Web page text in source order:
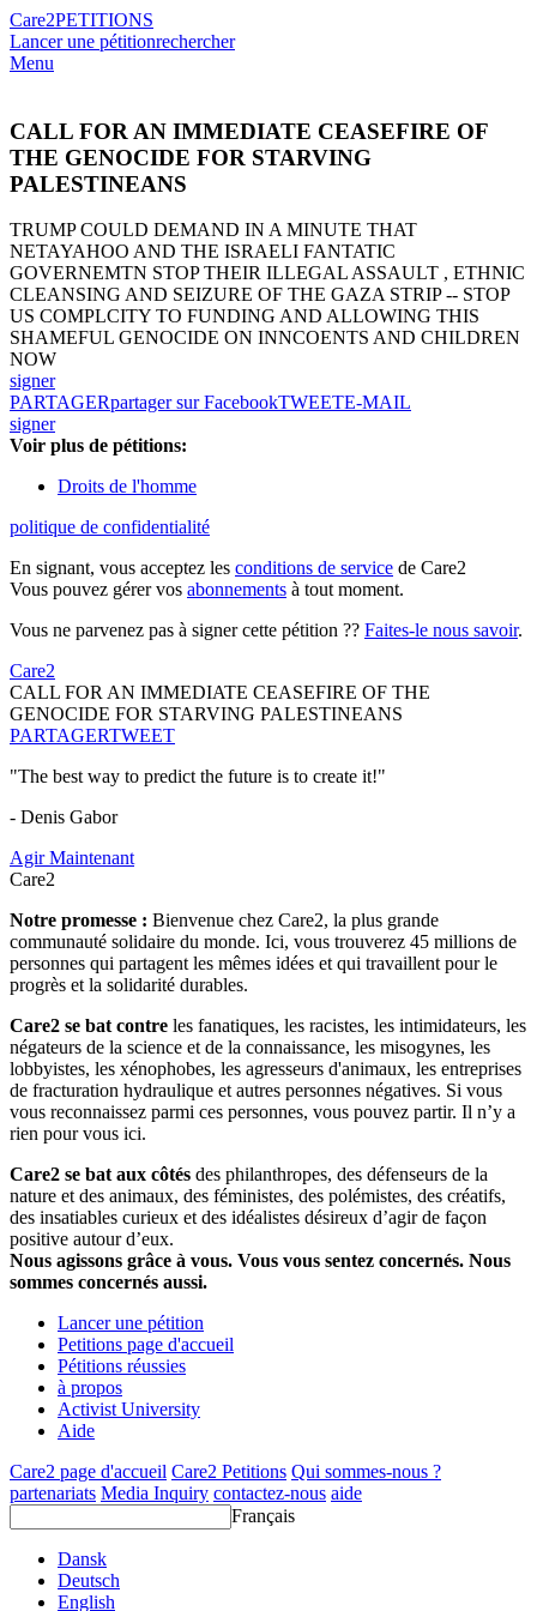
Care2PETITIONS
Lancer une pétitionrechercher
Menu
CALL FOR AN IMMEDIATE CEASEFIRE OF
THE GENOCIDE FOR STARVING
PALESTINEANS
TRUMP COULD DEMAND IN A MINUTE THAT
NETAYAHOO AND THE ISRAELI FANTATIC
GOVERNEMTN STOP THEIR ILLEGAL ASSAULT , ETHNIC
CLEANSING AND SEIZURE OF THE GAZA STRIP -- STOP
US COMPLCITY TO FUNDING AND ALLOWING THIS
SHAMEFUL GENOCIDE ON INNCOENTS AND CHILDREN
NOW
signer
PARTAGERpartager sur FacebookTWEETE-MAIL
signer
Voir plus de pétitions:
Droits de l'homme
politique de confidentialité
En signant, vous acceptez les conditions de service de Care2
Vous pouvez gérer vos abonnements à tout moment.
Vous ne parvenez pas à signer cette pétition ?? Faites-le nous savoir.
Care2
CALL FOR AN IMMEDIATE CEASEFIRE OF THE
GENOCIDE FOR STARVING PALESTINEANS
PARTAGERTWEET
"The best way to predict the future is to create it!"
- Denis Gabor
Agir Maintenant
Care2
Notre promesse : Bienvenue chez Care2, la plus grande
communauté solidaire du monde. Ici, vous trouverez 45 millions de
personnes qui partagent les mêmes idées et qui travaillent pour le
progrès et la solidarité durables.
Care2 se bat contre les fanatiques, les racistes, les intimidateurs, les
négateurs de la science et de la connaissance, les misogynes, les
lobbyistes, les xénophobes, les agresseurs d'animaux, les entreprises
de fracturation hydraulique et autres personnes négatives. Si vous
vous reconnaissez parmi ces personnes, vous pouvez partir. Il n’y a
rien pour vous ici.
Care2 se bat aux côtés des philanthropes, des défenseurs de la
nature et des animaux, des féministes, des polémistes, des créatifs,
des insatiables curieux et des idéalistes désireux d’agir de façon
positive autour d’eux.
Nous agissons grâce à vous. Vous vous sentez concernés. Nous
sommes concernés aussi.
Lancer une pétition
Petitions page d'accueil
Pétitions réussies
à propos
Activist University
Aide
Care2 page d'accueil Care2 Petitions Qui sommes-nous ?
partenariats Media Inquiry contactez-nous aide
Français
Dansk
Deutsch
English